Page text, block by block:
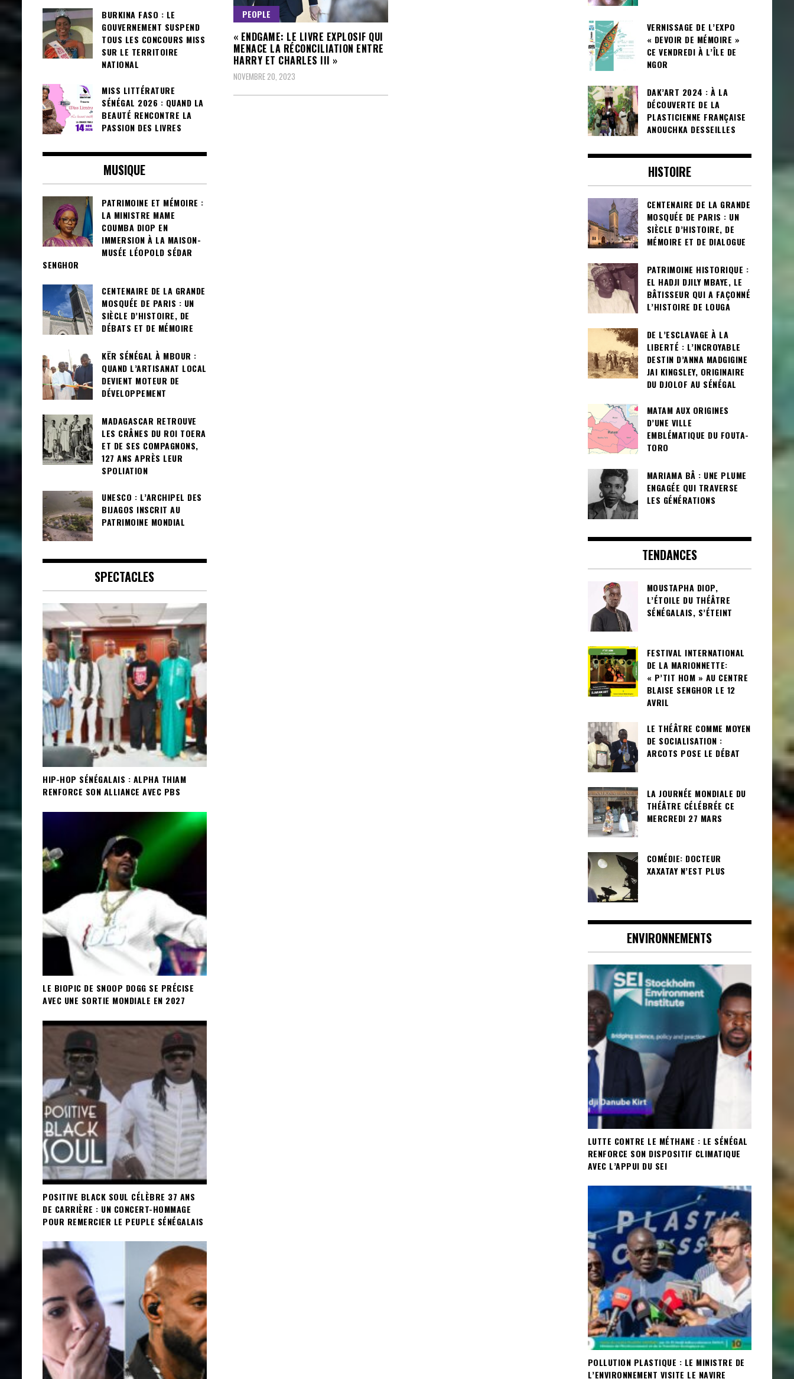
PEOPLE
« ENDGAME: LE LIVRE EXPLOSIF QUI
MENACE LA RÉCONCILIATION ENTRE
HARRY ET CHARLES III »
NOVEMBRE 20, 2023
BURKINA FASO : LE
GOUVERNEMENT SUSPEND
TOUS LES CONCOURS MISS
SUR LE TERRITOIRE
NATIONAL
MISS LITTÉRATURE
SÉNÉGAL 2026 : QUAND LA
BEAUTÉ RENCONTRE LA
PASSION DES LIVRES
MUSIQUE
PATRIMOINE ET MÉMOIRE :
LA MINISTRE MAME
COUMBA DIOP EN
IMMERSION À LA MAISON-
MUSÉE LÉOPOLD SÉDAR
SENGHOR
CENTENAIRE DE LA GRANDE
MOSQUÉE DE PARIS : UN
SIÈCLE D’HISTOIRE, DE
DÉBATS ET DE MÉMOIRE
KËR SÉNÉGAL À MBOUR :
QUAND L’ARTISANAT LOCAL
DEVIENT MOTEUR DE
DÉVELOPPEMENT
MADAGASCAR RETROUVE
LES CRÂNES DU ROI TOERA
ET DE SES COMPAGNONS,
127 ANS APRÈS LEUR
SPOLIATION
UNESCO : L’ARCHIPEL DES
BIJAGOS INSCRIT AU
PATRIMOINE MONDIAL
SPECTACLES
HIP-HOP SÉNÉGALAIS : ALPHA THIAM
RENFORCE SON ALLIANCE AVEC PBS
LE BIOPIC DE SNOOP DOGG SE PRÉCISE
AVEC UNE SORTIE MONDIALE EN 2027
POSITIVE BLACK SOUL CÉLÈBRE 37 ANS
DE CARRIÈRE : UN CONCERT-HOMMAGE
POUR REMERCIER LE PEUPLE SÉNÉGALAIS
VERNISSAGE DE L’EXPO
« DEVOIR DE MÉMOIRE »
CE VENDREDI À L’ÎLE DE
NGOR
DAK’ART 2024 : À LA
DÉCOUVERTE DE LA
PLASTICIENNE FRANÇAISE
ANOUCHKA DESSEILLES
HISTOIRE
CENTENAIRE DE LA GRANDE
MOSQUÉE DE PARIS : UN
SIÈCLE D’HISTOIRE, DE
MÉMOIRE ET DE DIALOGUE
PATRIMOINE HISTORIQUE :
EL HADJI DJILY MBAYE, LE
BÂTISSEUR QUI A FAÇONNÉ
L’HISTOIRE DE LOUGA
DE L’ESCLAVAGE À LA
LIBERTÉ : L’INCROYABLE
DESTIN D’ANNA MADGIGINE
JAI KINGSLEY, ORIGINAIRE
DU DJOLOF AU SÉNÉGAL
MATAM AUX ORIGINES
D’UNE VILLE
EMBLÉMATIQUE DU FOUTA-
TORO
MARIAMA BÂ : UNE PLUME
ENGAGÉE QUI TRAVERSE
LES GÉNÉRATIONS
TENDANCES
MOUSTAPHA DIOP,
L’ÉTOILE DU THÉÂTRE
SÉNÉGALAIS, S’ÉTEINT
FESTIVAL INTERNATIONAL
DE LA MARIONNETTE:
« P’TIT HOM » AU CENTRE
BLAISE SENGHOR LE 12
AVRIL
LE THÉÂTRE COMME MOYEN
DE SOCIALISATION :
ARCOTS POSE LE DÉBAT
LA JOURNÉE MONDIALE DU
THÉÂTRE CÉLÉBRÉE CE
MERCREDI 27 MARS
COMÉDIE: DOCTEUR
XAXATAY N’EST PLUS
ENVIRONNEMENTS
LUTTE CONTRE LE MÉTHANE : LE SÉNÉGAL
RENFORCE SON DISPOSITIF CLIMATIQUE
AVEC L’APPUI DU SEI
POLLUTION PLASTIQUE : LE MINISTRE DE
L’ENVIRONNEMENT VISITE LE NAVIRE